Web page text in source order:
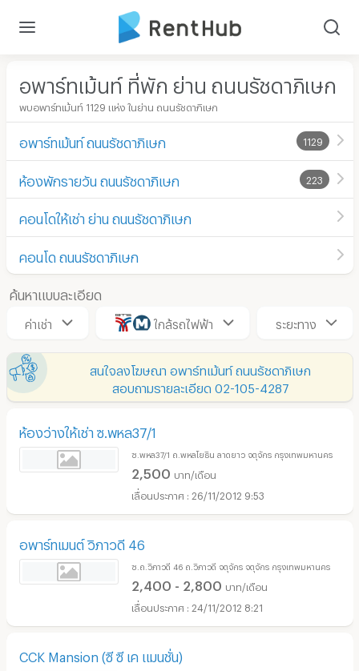
อพาร์ทเม้นท์ ที่พัก ย่าน ถนนรัชดาภิเษก
พบอพาร์ทเม้นท์ 1129 แห่ง ในย่าน ถนนรัชดาภิเษก
อพาร์ทเม้นท์ ถนนรัชดาภิเษก 1129
ห้องพักรายวัน ถนนรัชดาภิเษก 223
คอนโดให้เช่า ย่าน ถนนรัชดาภิเษก
คอนโด ถนนรัชดาภิเษก
ค้นหาแบบละเอียด
ค่าเช่า ใกล้รถไฟฟ้า ระยะทาง
สนใจลงโฆษณา อพาร์ทเม้นท์ ถนนรัชดาภิเษก
สอบถามรายละเอียด 02-105-4287
ห้องว่างให้เช่า ซ.พหล37/1
ซ.พหล37/1 ถ.พหลโยธิน ลาดยาว จตุจักร กรุงเทพมหานคร
2,500 บาท/เดือน
26/11/2012 9:53
อพาร์ทเมนต์ วิภาวดี 46
ซ.ถ.วิภาวดี 46 ถ.วิภาวดี จตุจักร จตุจักร กรุงเทพมหานคร
2,400 - 2,800 บาท/เดือน
24/11/2012 8:21
CCK Mansion (ซี ซี เค แมนชั่น)